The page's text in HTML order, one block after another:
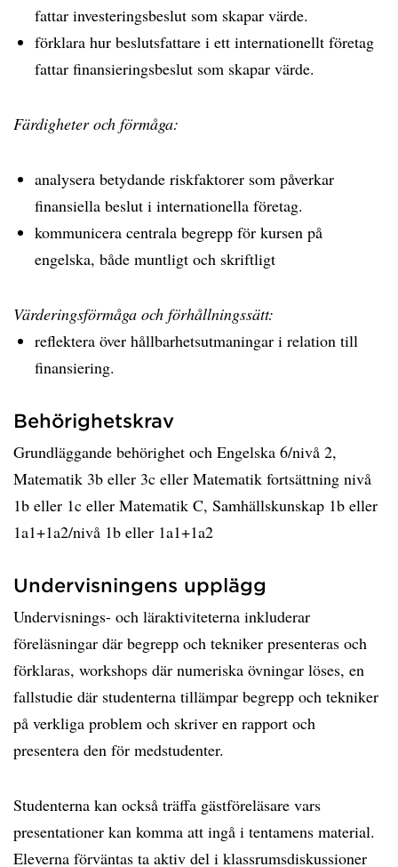
fattar investeringsbeslut som skapar värde.
förklara hur beslutsfattare i ett internationellt företag
fattar finansieringsbeslut som skapar värde.
Färdigheter och förmåga:
analysera betydande riskfaktorer som påverkar
finansiella beslut i internationella företag.
kommunicera centrala begrepp för kursen på
engelska, både muntligt och skriftligt
Värderingsförmåga och förhållningssätt:
reflektera över hållbarhetsutmaningar i relation till
finansiering.
Behörighetskrav
Grundläggande behörighet och Engelska 6/nivå 2,
Matematik 3b eller 3c eller Matematik fortsättning nivå
1b eller 1c eller Matematik C, Samhällskunskap 1b eller
1a1+1a2/nivå 1b eller 1a1+1a2
Undervisningens upplägg
Undervisnings- och läraktiviteterna inkluderar
föreläsningar där begrepp och tekniker presenteras och
förklaras, workshops där numeriska övningar löses, en
fallstudie där studenterna tillämpar begrepp och tekniker
på verkliga problem och skriver en rapport och
presentera den för medstudenter.
Studenterna kan också träffa gästföreläsare vars
presentationer kan komma att ingå i tentamens material.
Eleverna förväntas ta aktiv del i klassrumsdiskussioner